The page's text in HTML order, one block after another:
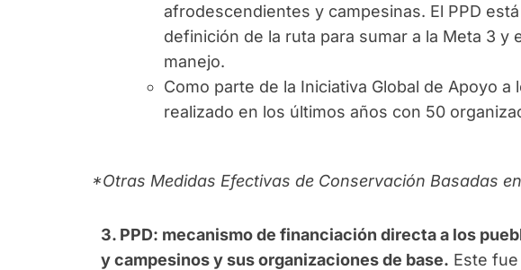
afrodescendientes y campesinas. El PPD
definición de la ruta para sumar a la Meta 3
manejo.
Como parte de la Iniciativa Global de Apoyo
realizado en los últimos años con 50
*Otras Medidas Efectivas de Conservación Basadas
3. PPD: mecanismo de financiación directa a los
y campesinos y sus organizaciones de base. Este